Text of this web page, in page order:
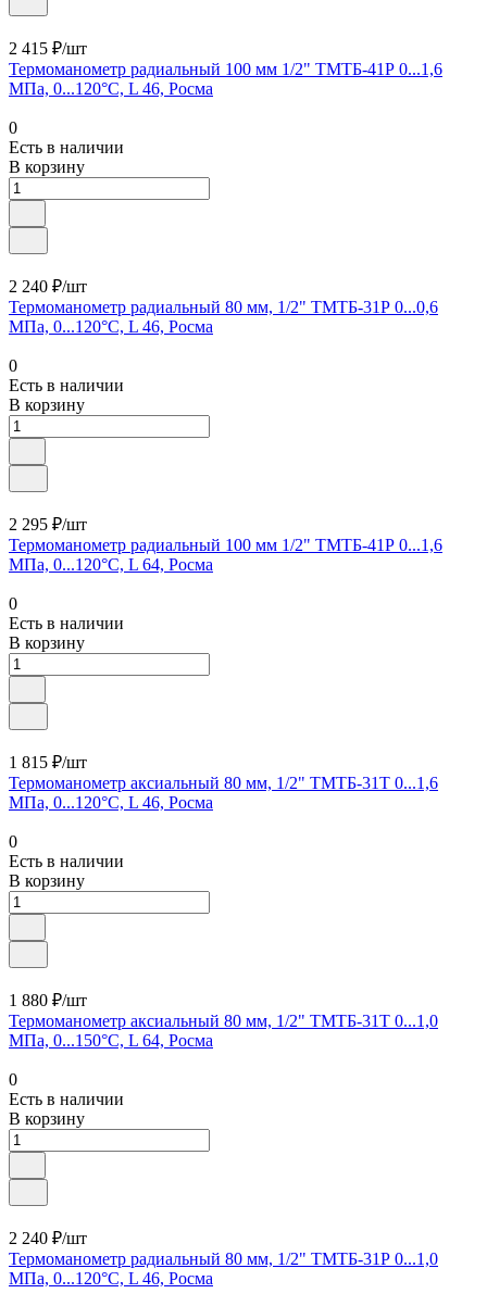
2 415 ₽/шт
Термоманометр радиальный 100 мм 1/2" ТМТБ-41Р 0...1,6
МПа, 0...120°С, L 46, Росма
0
Есть в наличии
В корзину
2 240 ₽/шт
Термоманометр радиальный 80 мм, 1/2" ТМТБ-31Р 0...0,6
МПа, 0...120°С, L 46, Росма
0
Есть в наличии
В корзину
2 295 ₽/шт
Термоманометр радиальный 100 мм 1/2" ТМТБ-41Р 0...1,6
МПа, 0...120°С, L 64, Росма
0
Есть в наличии
В корзину
1 815 ₽/шт
Термоманометр аксиальный 80 мм, 1/2" ТМТБ-31Т 0...1,6
МПа, 0...120°С, L 46, Росма
0
Есть в наличии
В корзину
1 880 ₽/шт
Термоманометр аксиальный 80 мм, 1/2" ТМТБ-31Т 0...1,0
МПа, 0...150°С, L 64, Росма
0
Есть в наличии
В корзину
2 240 ₽/шт
Термоманометр радиальный 80 мм, 1/2" ТМТБ-31Р 0...1,0
МПа, 0...120°С, L 46, Росма